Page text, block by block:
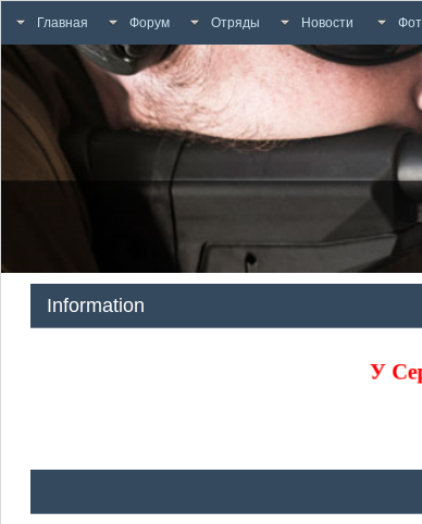
Главная Форум Отряды Новости
Information
У